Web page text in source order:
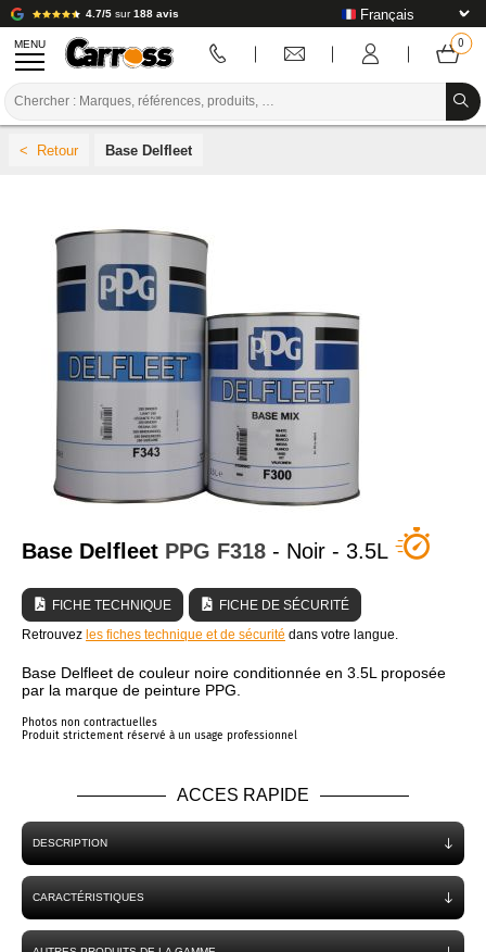
4.7/5 sur188 avis
MENU
PREPARATION / PEINTURE / FINITION
CONSOMMABLE CARROSSERIE
OUTILLAGE CARROSSERIE
ÉQUIPEMENT ATELIER CARROSSERIE
INSTALLATION LABO
TUTORIEL & CONSEILS
Base Delfleet
Base Delfleet PPG F318 - Noir - 3.5L
FICHE TECHNIQUE
FICHE DE SÉCURITÉ
Retrouvez les fiches technique et de sécurité dans votre langue.
Base Delfleet de couleur noire conditionnée en 3.5L proposée
par la marque de peinture PPG.
Photos non contractuelles
Produit strictement réservé à un usage professionnel
ACCES RAPIDE
DESCRIPTION
CARACTÉRISTIQUES